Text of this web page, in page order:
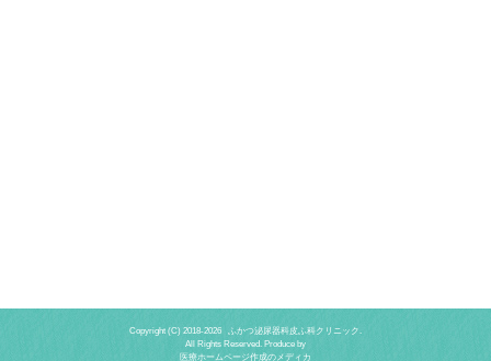
Copyright (C) 2018-2026 ふかつ泌尿器科皮ふ科クリニック.
All Rights Reserved. Produce by
医療ホームページ作成のメディカ